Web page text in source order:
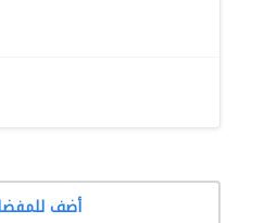
أضف